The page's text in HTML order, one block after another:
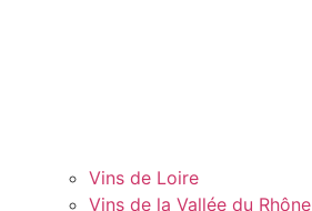
Vins de Loire
Vins de la Vallée du Rhône